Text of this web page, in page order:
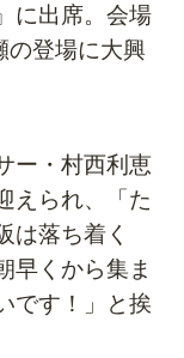
に出席。会場
の登場に大興
ー・村西利恵
えられ、「た
は落ち着く
早くから集ま
です！」と挨